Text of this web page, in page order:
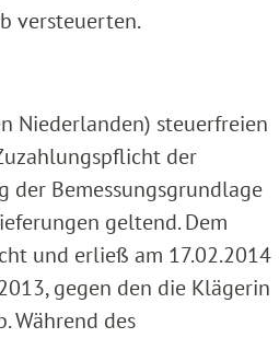
versteuerten.
Niederlanden) steuerfreien
der
der Bemessungsgrundlage
geltend. Dem
und erließ am 17.02.2014
gegen den die Klägerin
Während des